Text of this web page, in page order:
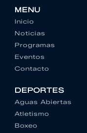
MENU
Inicio
Noticias
Programas
Eventos
Contacto
DEPORTES
Aguas Abiertas
Atletismo
Boxeo